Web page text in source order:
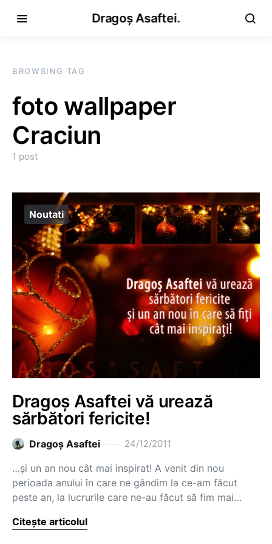
Dragoș Asaftei.
BROWSING TAG
foto wallpaper
Craciun
1 post
Noutati
Dragoș Asaftei vă urează
sărbători fericite!
Dragoş Asaftei 24/12/2011
…și un an nou cât mai inspirat! A venit din nou
perioada anului în care ne gândim la ce-am făcut
peste an, la lucrurile care ne-au făcut să fim mai…
Citește articolul